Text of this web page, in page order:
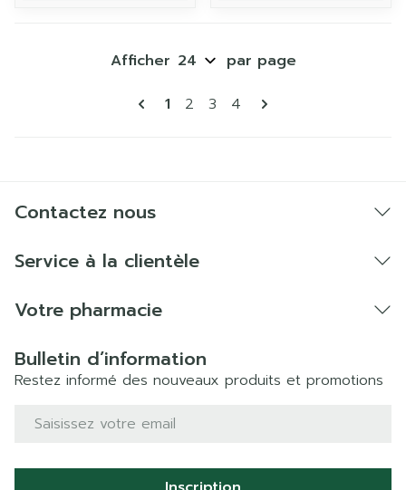
Pages
Vous lisez actuellement la page
1 Page
2 Page
3 Page
4
Afficher par page
Contactez nous
Service à la clientèle
Votre pharmacie
Bulletin d’information
Restez informé des nouveaux produits et promotions
Adresse mail